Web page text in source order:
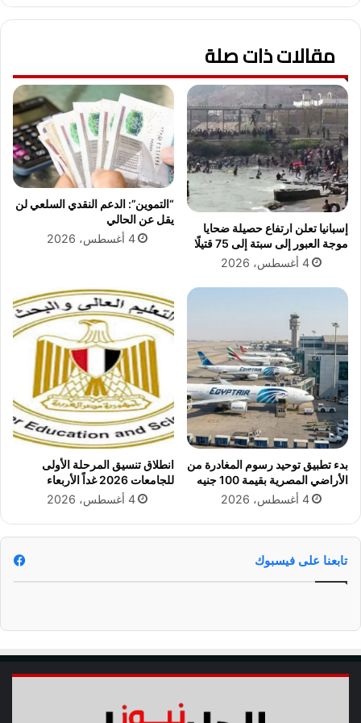
ا
ت
ا
ل
ي
و
م
ا
إ
ث
ن
د
ي
ة
ا
ل
ن
ه
ا
ي
ة
ك
أ
س
ا
ل
ع
ا
ل
م
2
2
6
مقالات ذات صلة
إسبانيا تعلن ارتفاع حصيلة ضحايا
موجة العبور إلى سبتة إلى 75 قتيلًا
4 أغسطس، 2026
“التموين”: الدعم النقدي السلعي لن
يقل عن الحالي
4 أغسطس، 2026
بدء تطبيق توحيد رسوم المغادرة من
الأراضي المصرية بقيمة 100 جنيه
4 أغسطس، 2026
انطلاق تنسيق المرحلة الأولى
للجامعات 2026 غداً الأربعاء
4 أغسطس، 2026
تابعنا على فيسبوك